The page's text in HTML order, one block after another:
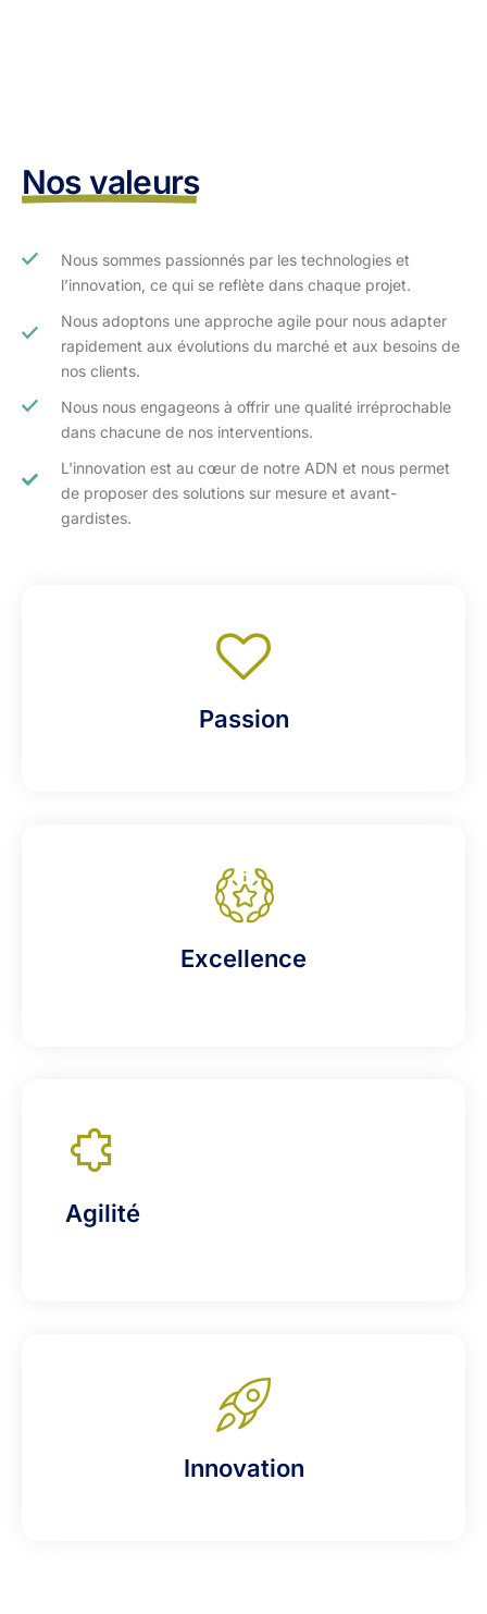
Nos valeurs
Nous sommes passionnés par les technologies et
l’innovation, ce qui se reflète dans chaque projet.
Nous adoptons une approche agile pour nous adapter
rapidement aux évolutions du marché et aux besoins de
nos clients.​
Nous nous engageons à offrir une qualité irréprochable
dans chacune de nos interventions.
L'innovation est au cœur de notre ADN et nous permet
de proposer des solutions sur mesure et avant-
gardistes.
Passion
Excellence
Agilité
Innovation